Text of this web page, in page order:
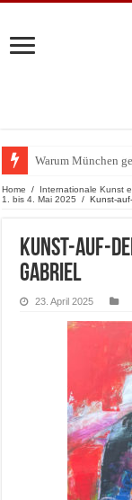
Warum München
BMW Art Cars in
Home /
Internationale Kunst
1. bis 4. Mai 2025
/ Kunst-
Kunst-auf-
Gabriel
23. April 2025